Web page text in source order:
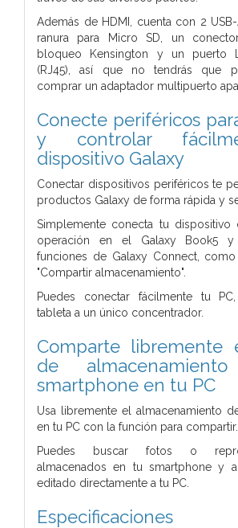
Además de HDMI, cuenta con 2
ranura para Micro SD, un
bloqueo Kensington y un puerto
(RJ45), así que no tendrás que
comprar un adaptador multipuerto
Conecte periféricos
y controlar
dispositivo Galaxy
Conectar dispositivos periféricos te
productos Galaxy de forma rápida y
Simplemente conecta tu
operación en el Galaxy Book5 y
funciones de Galaxy Connect,
"Compartir almacenamiento".
Puedes conectar fácilmente tu
tableta a un único concentrador.
Comparte libremente
de
smartphone en tu PC
Usa libremente el almacenamiento
en tu PC con la función para compartir.
Puedes buscar fotos o
almacenados en tu smartphone y
editado directamente a tu PC.
Especificaciones